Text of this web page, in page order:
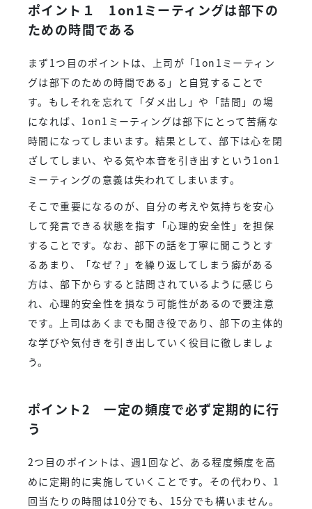
ポイント１ 1on1ミーティングは部下の
ための時間である
まず1つ目のポイントは、上司が「1on1ミーティン
グは部下のための時間である」と自覚することで
す。もしそれを忘れて「ダメ出し」や「詰問」の場
になれば、1on1ミーティングは部下にとって苦痛な
時間になってしまいます。結果として、部下は心を閉
ざしてしまい、やる気や本音を引き出すという1on1
ミーティングの意義は失われてしまいます。
そこで重要になるのが、自分の考えや気持ちを安心
して発言できる状態を指す「心理的安全性」を担保
することです。なお、部下の話を丁寧に聞こうとす
るあまり、「なぜ？」を繰り返してしまう癖がある
方は、部下からすると詰問されているように感じら
れ、心理的安全性を損なう可能性があるので要注意
です。上司はあくまでも聞き役であり、部下の主体的
な学びや気付きを引き出していく役目に徹しましょ
う。
ポイント2 一定の頻度で必ず定期的に行
う
2つ目のポイントは、週1回など、ある程度頻度を高
めに定期的に実施していくことです。その代わり、1
回当たりの時間は10分でも、15分でも構いません。